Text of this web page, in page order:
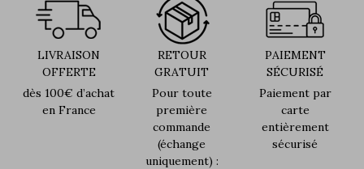
LIVRAISON
OFFERTE
dès 100€ d’achat
en France
RETOUR
GRATUIT
Pour toute
première
commande
(échange
uniquement) :
PAIEMENT
SÉCURISÉ
Paiement par
carte
entièrement
sécurisé